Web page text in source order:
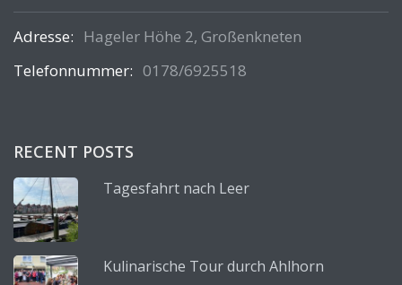
Adresse: Hageler Höhe 2, Großenkneten
Telefonnummer: 0178/6925518
RECENT POSTS
Tagesfahrt nach Leer
Kulinarische Tour durch Ahlhorn